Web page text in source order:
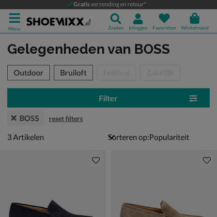
Gratisverzending en retour*
Menu Zoeken Inloggen Favorieten Winkelmand
Gelegenheden van BOSS
over
Outdoor Bruiloft
Filter
BOSS reset filters
3 artikelen
3Artikelen Sorteren op: